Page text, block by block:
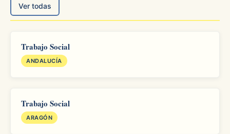
Ver todas
Trabajo Social
ANDALUCÍA
Trabajo Social
ARAGÓN